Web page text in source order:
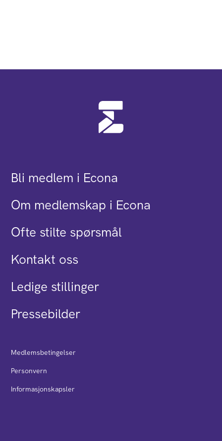
Bli medlem i Econa
Om medlemskap i Econa
Ofte stilte spørsmål
Kontakt oss
Ledige stillinger
Pressebilder
Medlemsbetingelser
Personvern
Informasjonskapsler